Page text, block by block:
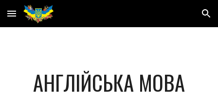
Skip to main content Skip to navigation
АНГЛІЙСЬКА МОВА